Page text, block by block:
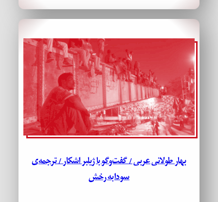
بهار طولانی عربی / گفت‌وگو با ژیلبر اشکار / ترجمه‌ی
سودابه رخش